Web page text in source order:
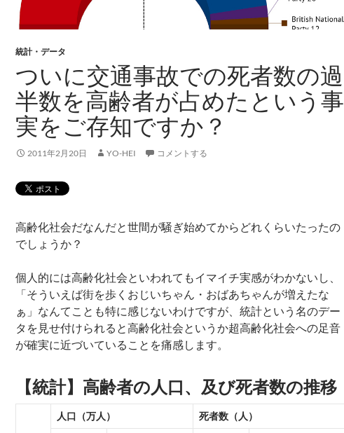
統計・データ
ついに交通事故での死者数の過
半数を高齢者が占めたという事
実をご存知ですか？
2011年2月20日 YO-HEI コメントする
高齢化社会だなんだと世間が騒ぎ始めてからどれくらいたったの
でしょうか？
個人的には高齢化社会といわれてもイマイチ実感がわかないし、
「そういえば街を歩くおじいちゃん・おばあちゃんが増えたな
ぁ」なんてことも特に感じないわけですが、統計という名のデー
タを見せ付けられると高齢化社会というか超高齢化社会への足音
が確実に近づいていることを痛感します。
【統計】高齢者の人口、及び死者数の推移
人口（万人） 死者数（人）